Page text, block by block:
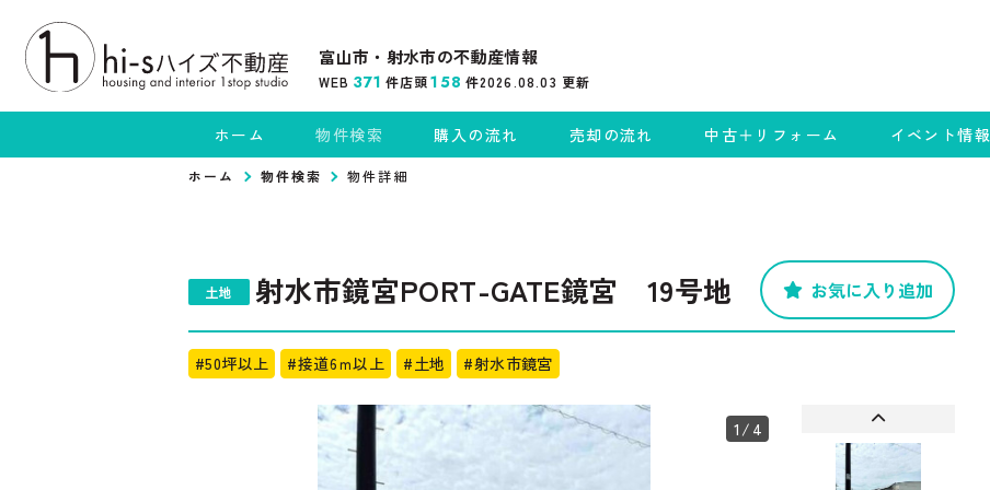
富山市・射水市の不動産情報
WEB 371 件店頭 158 件2026.08.03 更新
ホーム 物件検索 購入の流れ 売却の流れ 中古＋リフォーム イベント情報
ホーム 物件検索 物件詳細
土地 射水市鏡宮PORT-GATE鏡宮 19号地 お気に入り追加
#50坪以上 #接道6ｍ以上 #土地 #射水市鏡宮
1 /4